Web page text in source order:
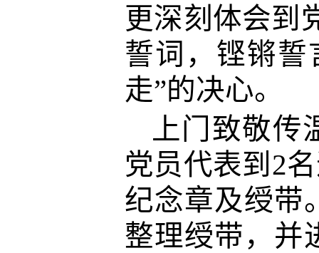
更深刻体会到
誓词，铿锵誓
走”的决心。
上门致敬传
党员代表到 2
纪念章及绶带
整理绶带， 并